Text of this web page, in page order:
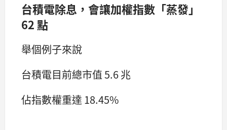
台積電除息，會讓加權指數「蒸發」
62 點
舉個例子來說
台積電目前總市值 5.6 兆
佔指數權重達 18.45%